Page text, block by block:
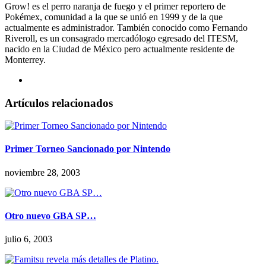
Grow! es el perro naranja de fuego y el primer reportero de
Pokémex, comunidad a la que se unió en 1999 y de la que
actualmente es administrador. También conocido como Fernando
Riveroll, es un consagrado mercadólogo egresado del ITESM,
nacido en la Ciudad de México pero actualmente residente de
Monterrey.
Artículos relacionados
Primer Torneo Sancionado por Nintendo
noviembre 28, 2003
Otro nuevo GBA SP…
julio 6, 2003